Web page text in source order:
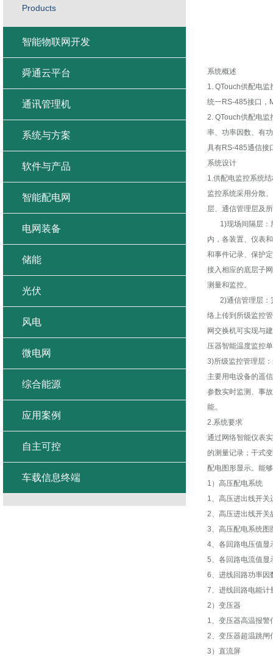
系统概述
1. QTouch供配电
统一RS-485接口，
2. QTouch供配电
率、功率因数、有
具有RS-485通信接
系统设计
1.供配电监控系统
监控系统采用分散
层、通信管理层及
1)现场间隔层：所
内，各装置、仪表
和事件记录、保护
接入相应的底层子
测量和监控。
2)通信管理层：完
络上传到所级监控
网交换机可实现与
压器智能温度监控
3)所级监控管理层
主要用电设备的遥
参数实时监测、事
能。
2.系统要求
通过网络智能仪表
的测量记录；干式
配电图形显示。能
1）高压配电系统
1、高压进出线开关
2、高压进出线开关
3、高压配电系统图
4、各回路电压值显
5、各回路电流值显
6、进线回路功率因
7、进线回路电能计
2）变压器
1、变压器高温报警
2、变压器超温跳闸
3）直流屏
Products
智能物联网开发
舜通云平台
通讯管理机
系统与方案
软件与产品
智能配电网
电网装备
储能
光伏
风电
微电网
综合能源
应用案例
自主可控
车载信息终端